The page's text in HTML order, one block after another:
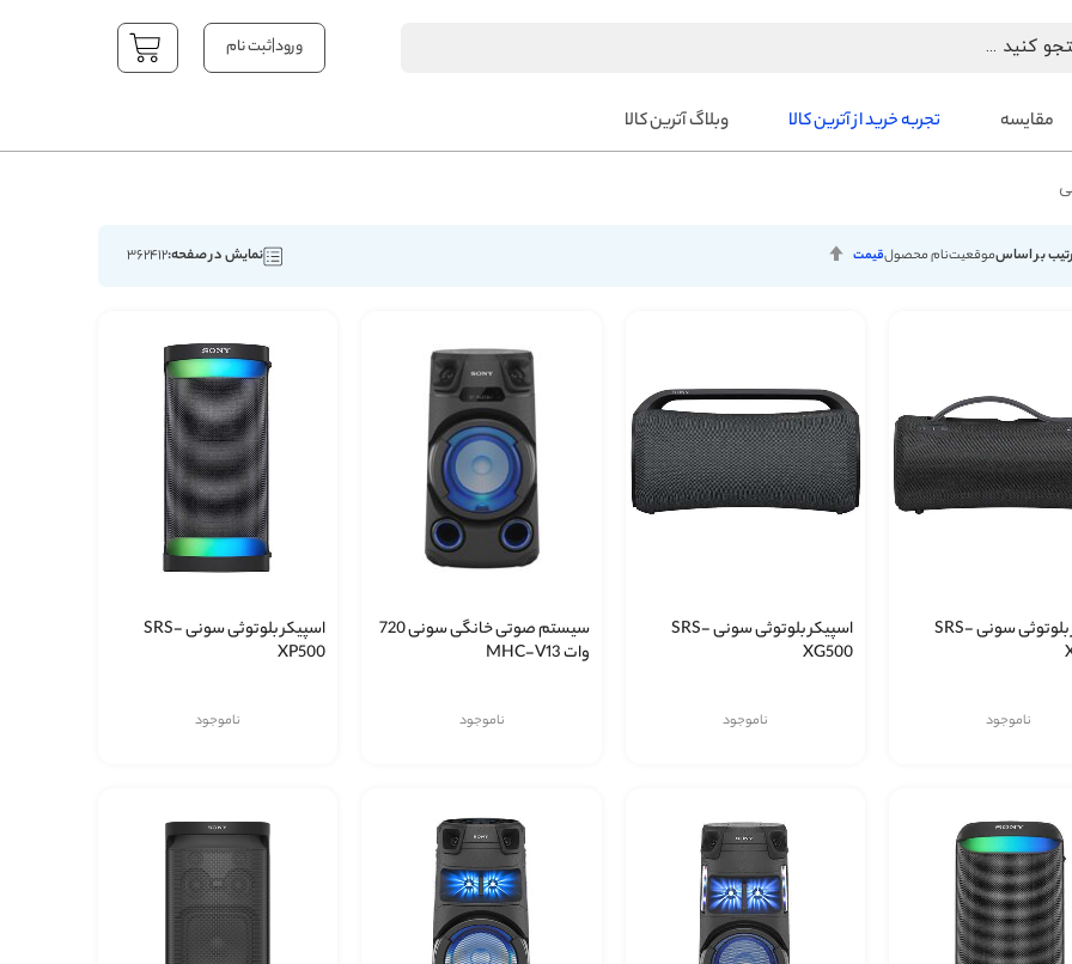
ورود|ثبت نام
YOUR CART
مقایسه تجربه خرید از آترین کالا وبلاگ آترین کالا
نمایش در صفحه:۱۲۲۴۳۶ بر اساسموقعیتنام محصولقیمت
اسپیکر بلوتوثی سونی SRS-
ناموجود
اسپیکر بلوتوثی سونی SRS-
XG500
ناموجود
سیستم صوتی خانگی سونی 720
وات MHC-V13
ناموجود
اسپیکر بلوتوثی سونی SRS-
XP500
ناموجود